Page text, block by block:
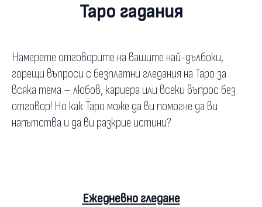
Таро гадания
Намерете отговорите на вашите най-дълбоки,
горещи въпроси с безплатни гледания на Таро за
всяка тема – любов, кариера или всеки въпрос без
отговор! Но как Таро може да ви помогне да ви
напътства и да ви разкрие истини?
Ежедневно гледане